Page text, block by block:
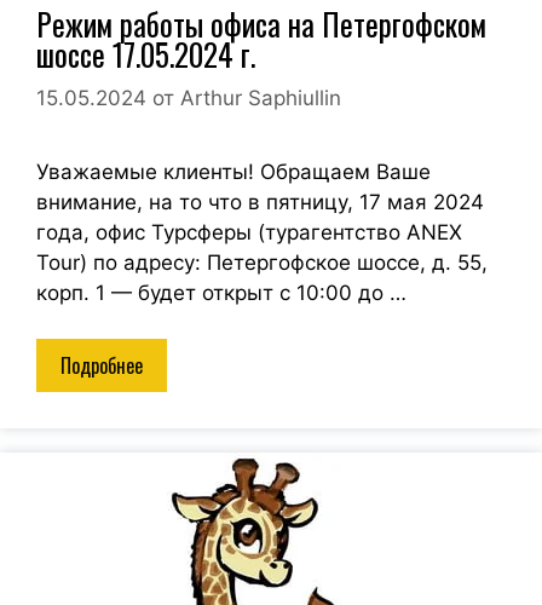
Режим работы офиса на Петергофском
шоссе 17.05.2024 г.
15.05.2024 от Arthur Saphiullin
Уважаемые клиенты! Обращаем Ваше
внимание, на то что в пятницу, 17 мая 2024
года, офис Турсферы (турагентство ANEX
Tour) по адресу: Петергофское шоссе, д. 55,
корп. 1 — будет открыт с 10:00 до …
Подробнее